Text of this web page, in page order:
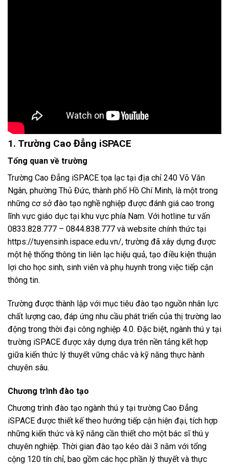
1. Trường Cao Đẳng iSPACE
Tổng quan về trường
Trường Cao Đẳng iSPACE tọa lạc tại địa chỉ 240 Võ Văn
Ngân, phường Thủ Đức, thành phố Hồ Chí Minh, là một trong
những cơ sở đào tạo nghề nghiệp được đánh giá cao trong
lĩnh vực giáo dục tại khu vực phía Nam. Với hotline tư vấn
0833.828.777 – 0844.838.777 và website chính thức tại
https://tuyensinh.ispace.edu.vn/, trường đã xây dựng được
một hệ thống thông tin liên lạc hiệu quả, tạo điều kiện thuận
lợi cho học sinh, sinh viên và phụ huynh trong việc tiếp cận
thông tin.
Trường được thành lập với mục tiêu đào tạo nguồn nhân lực
chất lượng cao, đáp ứng nhu cầu phát triển của thị trường lao
động trong thời đại công nghiệp 4.0. Đặc biệt, ngành thú y tại
trường iSPACE được xây dựng dựa trên nền tảng kết hợp
giữa kiến thức lý thuyết vững chắc và kỹ năng thực hành
chuyên sâu.
Chương trình đào tạo
Chương trình đào tạo ngành thú y tại trường Cao Đẳng
iSPACE được thiết kế theo hướng tiếp cận hiện đại, tích hợp
những kiến thức và kỹ năng cần thiết cho một bác sĩ thú y
chuyên nghiệp. Thời gian đào tạo kéo dài 3 năm với tổng
cộng 120 tín chỉ, bao gồm các học phần lý thuyết và thực